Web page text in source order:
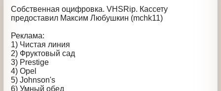
Собственная оцифровка. VHSRip. Кассету
Реклама:
1) Чистая линия
2) Фруктовый сад
3) Prestige
4) Opel